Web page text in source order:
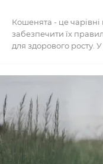
Кошенята - це чарівні
забезпечити їх
для здорового росту. У